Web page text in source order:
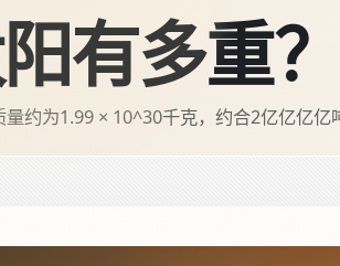
有多重？
量约为1.99 × 10^30千克，约合2亿亿亿亿